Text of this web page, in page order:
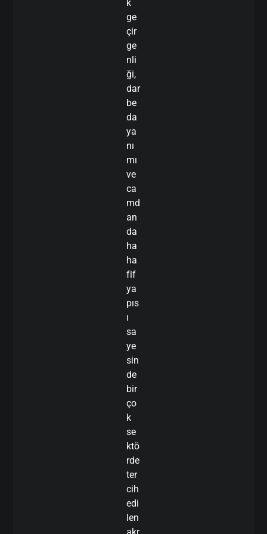
k
ge
çir
ge
nli
ği,
dar
be
da
ya
nı
mı
ve
ca
md
an
da
ha
ha
fif
ya
pıs
ı
sa
ye
sin
de
bir
ço
k
se
ktö
rde
ter
cih
edi
len
akr